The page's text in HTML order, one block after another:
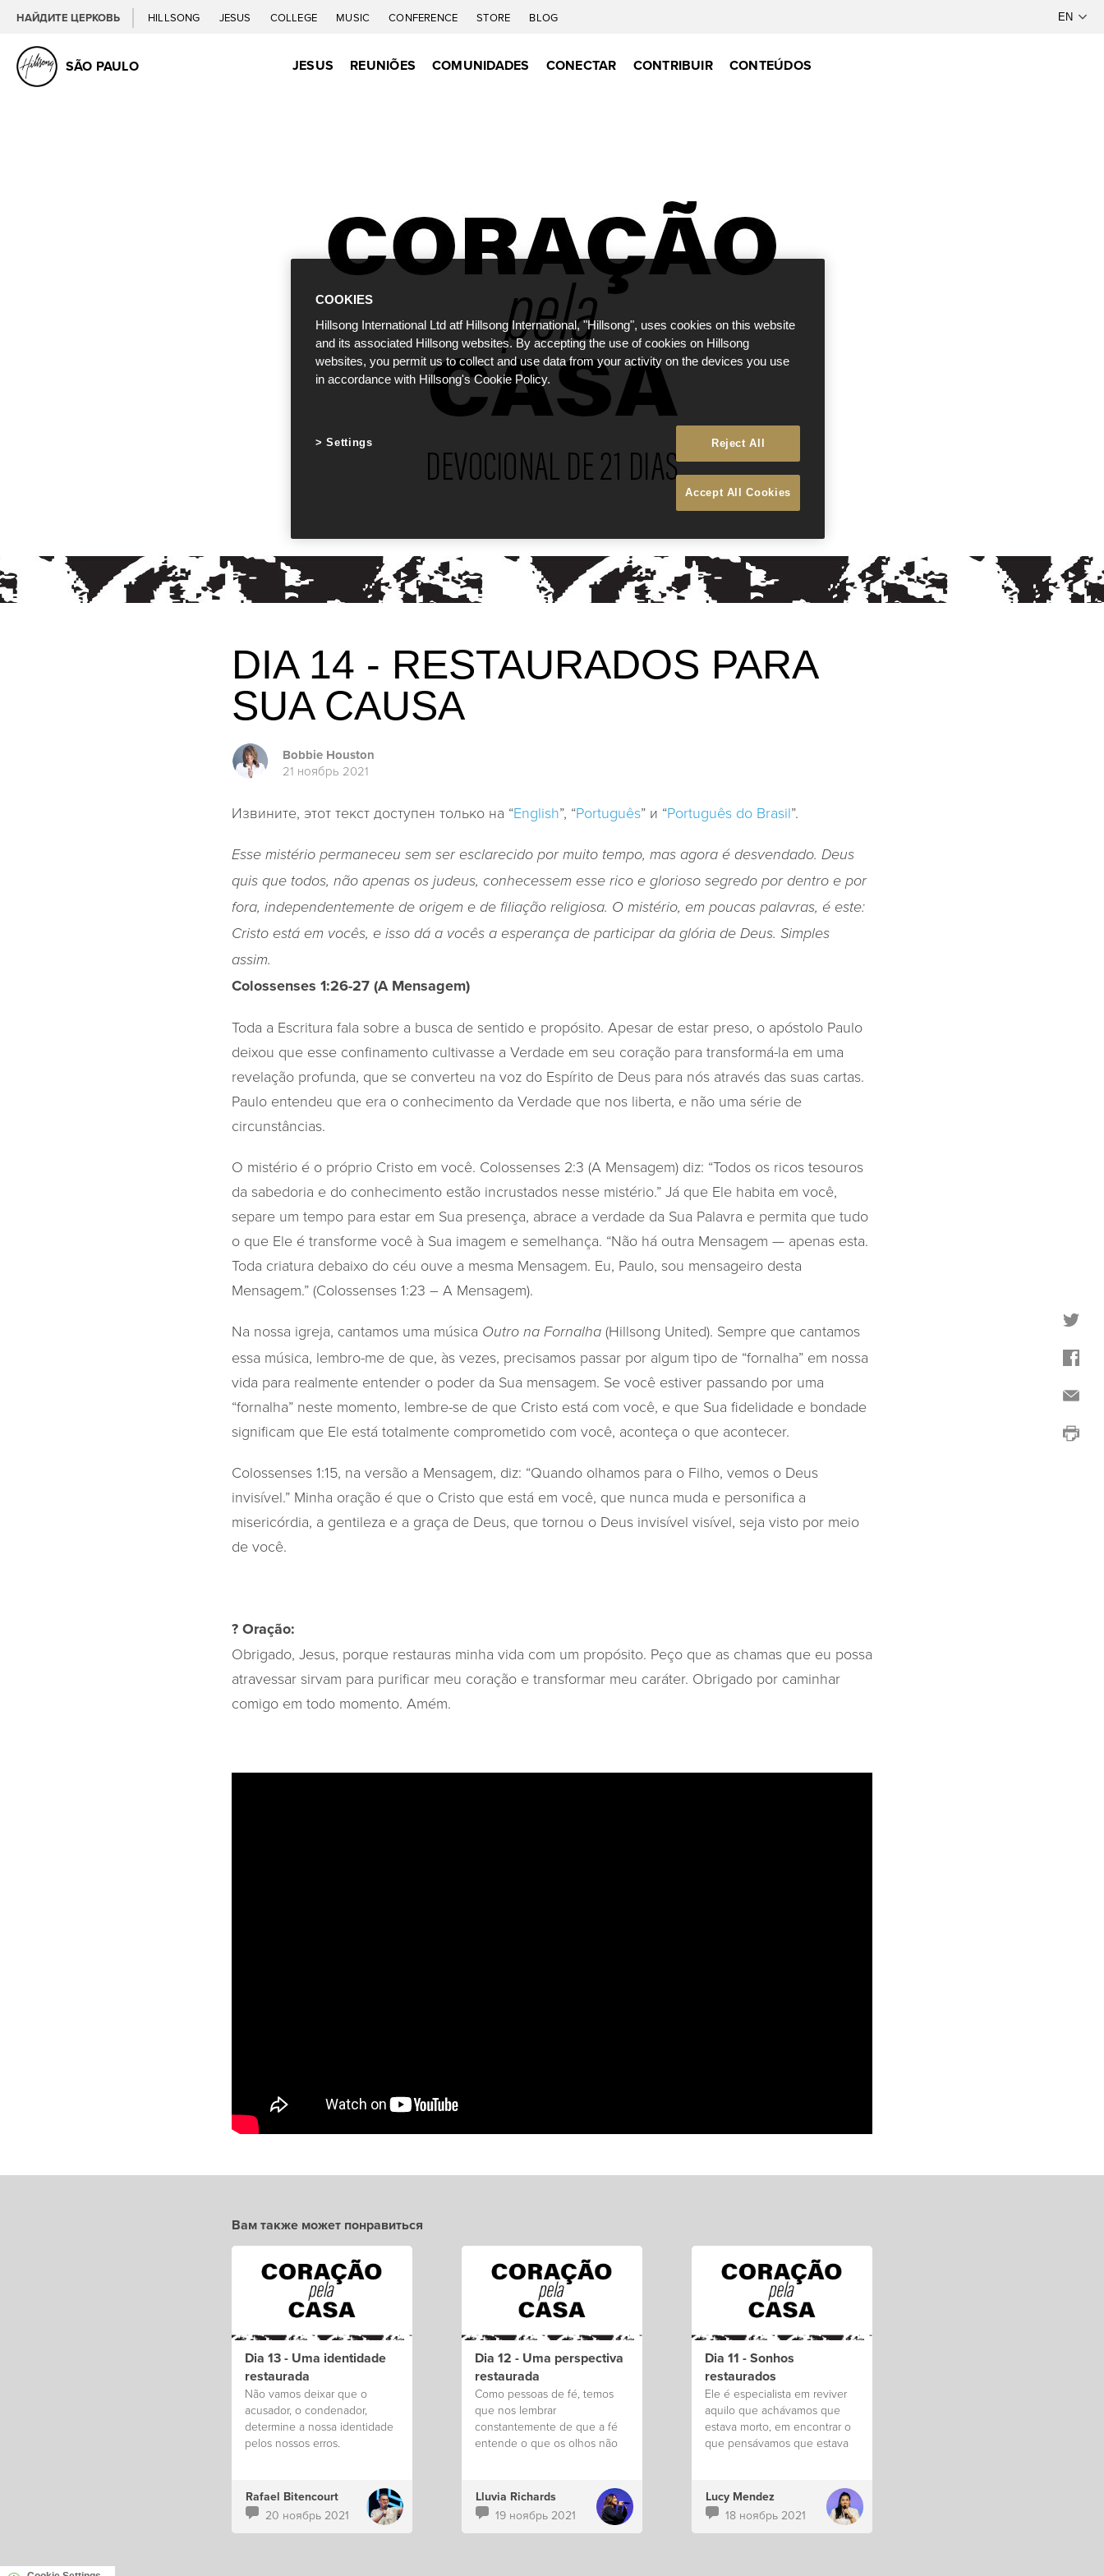
НАЙДИТЕ ЦЕРКОВЬ HILLSONG JESUS COLLEGE MUSIC CONFERENCE STORE BLOG
SÃO PAULO JESUS REUNIÕES COMUNIDADES CONECTAR CONTRIBUIR CONTEÚDOS
DIA 14 - RESTAURADOS PARA
SUA CAUSA
Bobbie Houston
21 ноябрь 2021
Извините, этот текст доступен только на “English”, “Português” и “Português do Brasil”.
Esse mistério permaneceu sem ser esclarecido por muito tempo, mas agora é desvendado. Deus
quis que todos, não apenas os judeus, conhecessem esse rico e glorioso segredo por dentro e por
fora, independentemente de origem e de filiação religiosa. O mistério, em poucas palavras, é este:
Cristo está em vocês, e isso dá a vocês a esperança de participar da glória de Deus. Simples
assim.
Colossenses 1:26-27 (A Mensagem)
Toda a Escritura fala sobre a busca de sentido e propósito. Apesar de estar preso, o apóstolo Paulo
deixou que esse confinamento cultivasse a Verdade em seu coração para transformá-la em uma
revelação profunda, que se converteu na voz do Espírito de Deus para nós através das suas cartas.
Paulo entendeu que era o conhecimento da Verdade que nos liberta, e não uma série de
circunstâncias.
O mistério é o próprio Cristo em você. Colossenses 2:3 (A Mensagem) diz: “Todos os ricos tesouros
da sabedoria e do conhecimento estão incrustados nesse mistério.” Já que Ele habita em você,
separe um tempo para estar em Sua presença, abrace a verdade da Sua Palavra e permita que tudo
o que Ele é transforme você à Sua imagem e semelhança. “Não há outra Mensagem — apenas esta.
Toda criatura debaixo do céu ouve a mesma Mensagem. Eu, Paulo, sou mensageiro desta
Mensagem.” (Colossenses 1:23 – A Mensagem).
Na nossa igreja, cantamos uma música Outro na Fornalha (Hillsong United). Sempre que cantamos
essa música, lembro-me de que, às vezes, precisamos passar por algum tipo de “fornalha” em nossa
vida para realmente entender o poder da Sua mensagem. Se você estiver passando por uma
“fornalha” neste momento, lembre-se de que Cristo está com você, e que Sua fidelidade e bondade
significam que Ele está totalmente comprometido com você, aconteça o que acontecer.
Colossenses 1:15, na versão a Mensagem, diz: “Quando olhamos para o Filho, vemos o Deus
invisível.” Minha oração é que o Cristo que está em você, que nunca muda e personifica a
misericórdia, a gentileza e a graça de Deus, que tornou o Deus invisível visível, seja visto por meio
de você.
? Oração:
Obrigado, Jesus, porque restauras minha vida com um propósito. Peço que as chamas que eu possa
atravessar sirvam para purificar meu coração e transformar meu caráter. Obrigado por caminhar
comigo em todo momento. Amém.
Вам также может понравиться
Dia 13 - Uma identidade
restaurada
Não vamos deixar que o
acusador, o condenador,
determine a nossa identidade
pelos nossos erros.
Rafael Bitencourt
20 ноябрь 2021
Dia 12 - Uma perspectiva
restaurada
Como pessoas de fé, temos
que nos lembrar
constantemente de que a fé
entende o que os olhos não
Lluvia Richards
19 ноябрь 2021
Dia 11 - Sonhos
restaurados
Ele é especialista em reviver
aquilo que achávamos que
estava morto, em encontrar o
que pensávamos que estava
Lucy Mendez
18 ноябрь 2021
COOKIES
Hillsong International Ltd atf Hillsong International, "Hillsong", uses cookies on this website
and its associated Hillsong websites. By accepting the use of cookies on Hillsong
websites, you permit us to collect and use data from your activity on the devices you use
in accordance with Hillsong's Cookie Policy.
Reject All
Accept All Cookies
Settings